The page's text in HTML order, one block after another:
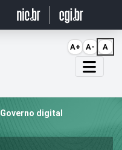
Governo digital
A+ A- A